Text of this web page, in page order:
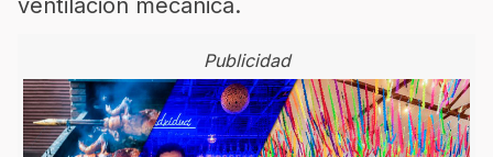
ventilación mecánica.
Publicidad